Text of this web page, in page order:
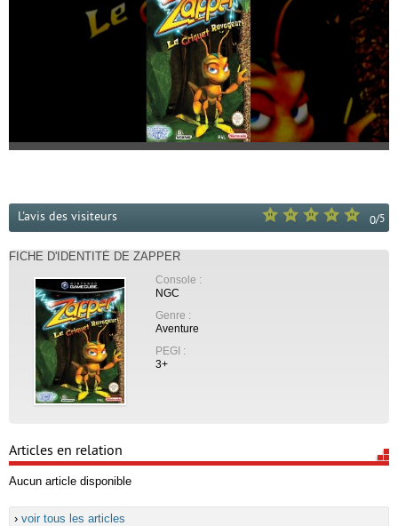
0/5
L'avis des visiteurs
FICHE D'IDENTITÉ DE ZAPPER
Console :
NGC
Genre :
Aventure
PEGI :
3+
Articles en relation
Aucun article disponible
› voir tous les articles